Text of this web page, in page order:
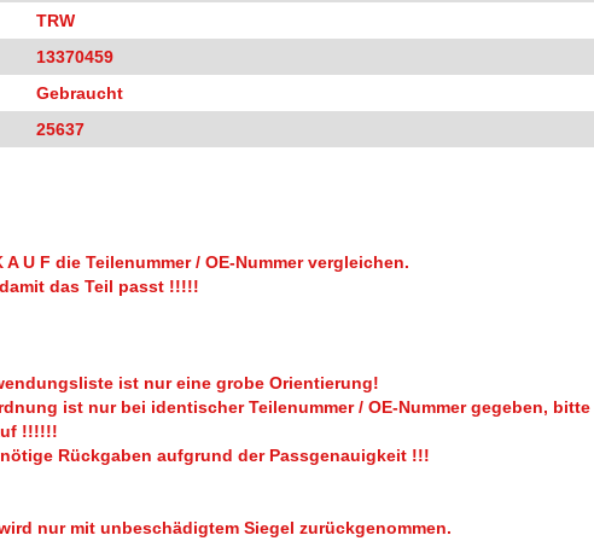
TRW
13370459
Gebraucht
25637
A U F die Teilenummer / OE-Nummer vergleichen.
das Teil passt !!!!!
ist nur eine grobe Orientierung!
ist nur bei identischer Teilenummer / OE-Nummer gegeben,
!!!!!!
Rückgaben aufgrund der Passgenauigkeit !!!
nur mit unbeschädigtem Siegel zurückgenommen.